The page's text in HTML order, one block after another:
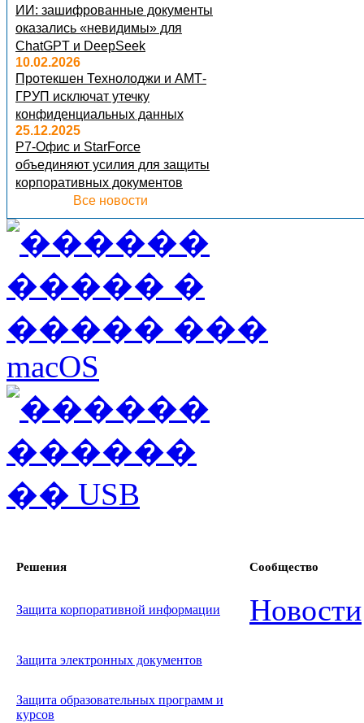
ИИ: зашифрованные документы
оказались «невидимы» для
ChatGPT и DeepSeek
10.02.2026
Протекшен Технолоджи и АМТ-
ГРУП исключат утечку
конфиденциальных данных
25.12.2025
Р7-Офис и StarForce
объединяют усилия для защиты
корпоративных документов
Все новости
Решения Сообщество
Защита корпоративной информации Новости
Защита электронных документов
Защита образовательных программ и
курсов